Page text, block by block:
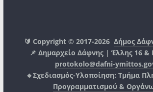
🔰 Copyright © 2017-2026Δήμος
📌 Δημαρχείο Δάφνης | Έλλης 16 &
protokolo@dafni-
🔹Σχεδιασμός-Υλοποίηση: Τμήμα
Προγραμματισμού &